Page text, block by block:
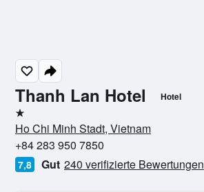
Thanh Lan Hotel Hotel
1 Stern
Ho Chi Minh Stadt, Vietnam
+84 283 950 7850
7,8 Gut 240 verifizierte Bewertungen